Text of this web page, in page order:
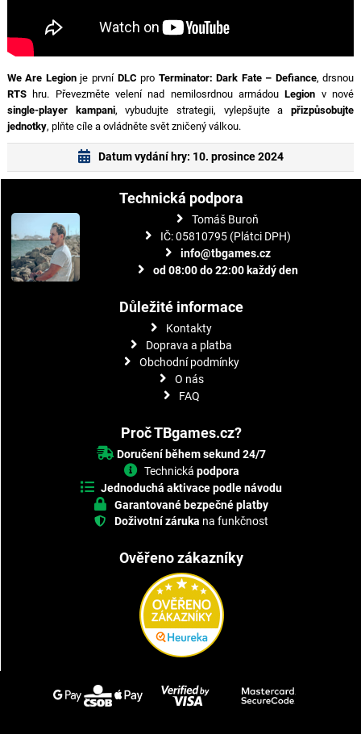
We Are Legionje první DLC pro Terminator: Dark Fate – Defiance, drsnou
RTShru. Převezměte velení nad nemilosrdnou armádouLegion v nové
single-player kampani, vybudujte strategii, vylepšujte apřizpůsobujte
jednotky, plňte cíle a ovládněte svět zničený válkou.
Datum vydání hry: 10. prosince 2024
Technická podpora
Tomáš Buroň
IČ: 05810795 (Plátci DPH)
info@tbgames.cz
od 08:00 do 22:00 každý den
Důležité informace
Kontakty
Doprava a platba
Obchodní podmínky
O nás
FAQ
Proč TBgames.cz?
Doručení během sekund 24/7
Technická podpora
Jednoduchá aktivace podle návodu
Garantované bezpečné platby
Doživotní záruka na funkčnost
Ověřeno zákazníky